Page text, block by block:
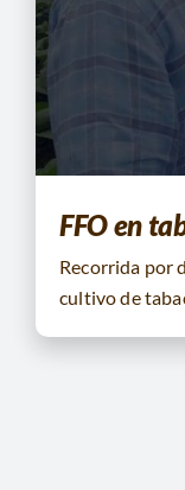
FFO en
Recorrida por
cultivo de